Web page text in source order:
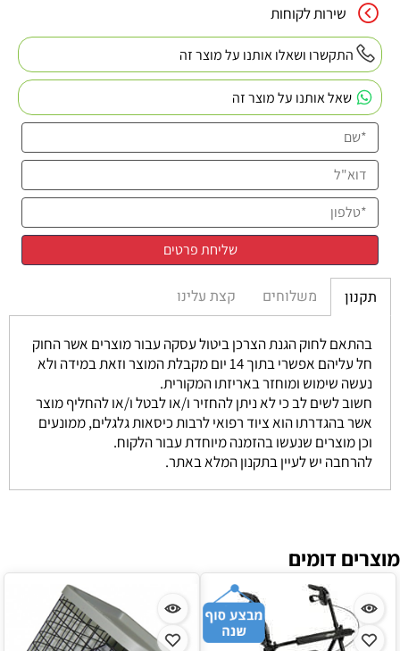
שירות לקוחות
התקשרו ושאלו אותנו על מוצר זה
שאל אותנו על מוצר זה
תקנון משלוחים קצת עלינו
בהתאם לחוק הגנת הצרכן ביטול עסקה עבור מוצרים אשר החוק
חל עליהם אפשרי בתוך 14 יום מקבלת המוצר וזאת במידה ולא
נעשה שימוש ומוחזר באריזתו המקורית.
חשוב לשים לב כי לא ניתן להחזיר ו/או לבטל ו/או להחליף מוצר
אשר בהגדרתו הוא ציוד רפואי לרבות כיסאות גלגלים, ממונעים
וכן מוצרים שנעשו בהזמנה מיוחדת עבור הלקוח.
להרחבה יש לעיין בתקנון המלא באתר.
מוצרים דומים